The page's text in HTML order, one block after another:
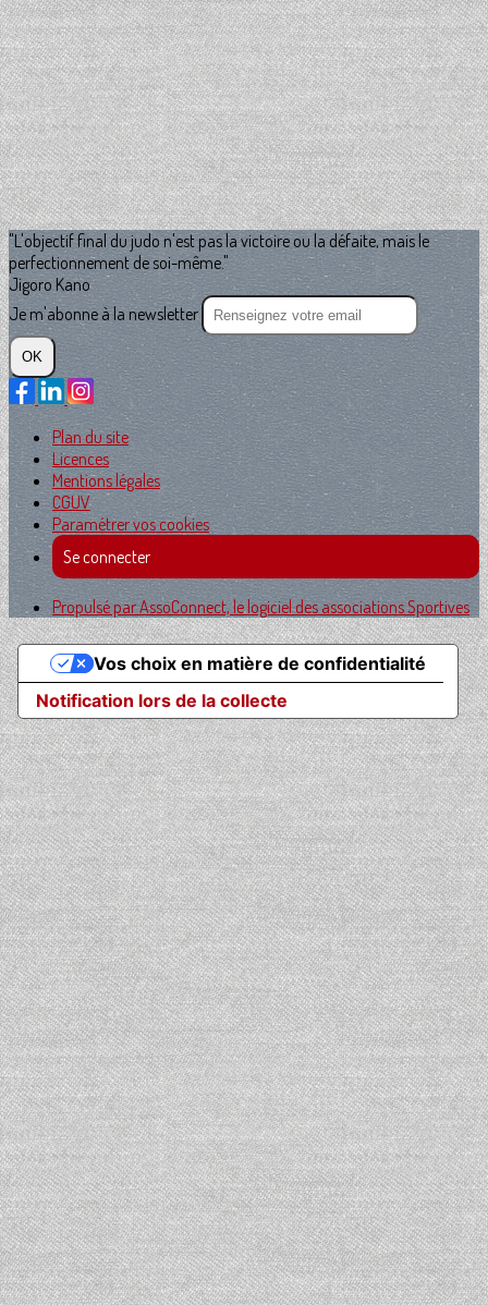
"L'objectif final du judo n'est pas la victoire ou la défaite, mais le
perfectionnement de soi-même."
Jigoro Kano
Je m'abonne à la newsletter
OK
Plan du site
Licences
Mentions légales
CGUV
Paramétrer vos cookies
Se connecter
Propulsé par AssoConnect, le logiciel des associations Sportives
Notification lors de la collecte
Vos choix en matière de confidentialité